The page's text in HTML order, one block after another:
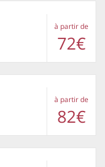
à partir de
72€
à partir de
82€